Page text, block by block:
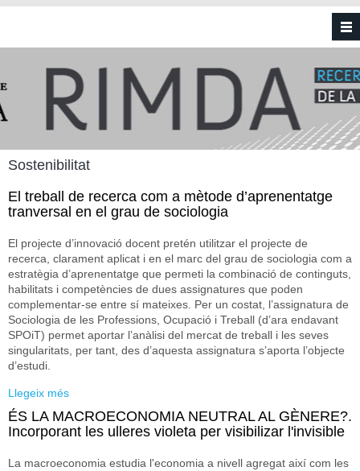
Vés al contingut
Sostenibilitat
El treball de recerca com a mètode d’aprenentatge
tranversal en el grau de sociologia
El projecte d’innovació docent pretén utilitzar el projecte de
recerca, clarament aplicat i en el marc del grau de sociologia com a
estratègia d’aprenentatge que permeti la combinació de continguts,
habilitats i competències de dues assignatures que poden
complementar-se entre sí mateixes. Per un costat, l’assignatura de
Sociologia de les Professions, Ocupació i Treball (d’ara endavant
SPOiT) permet aportar l’anàlisi del mercat de treball i les seves
singularitats, per tant, des d’aquesta assignatura s’aporta l’objecte
d’estudi.
Llegeix més
ÉS LA MACROECONOMIA NEUTRAL AL GÈNERE?.
Incorporant les ulleres violeta per visibilizar l'invisible
La macroeconomia estudia l'economia a nivell agregat així com les